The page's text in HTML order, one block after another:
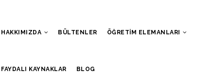
HAKKIMIZDA BÜLTENLER ÖĞRETIM ELEMANLARI
FAYDALI KAYNAKLAR BLOG